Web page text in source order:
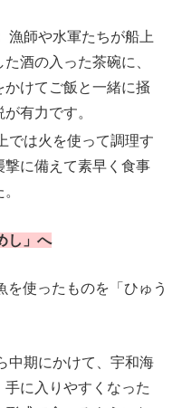
漁師や水軍たちが船上
酒の入った茶碗に、
けてご飯と一緒に掻
有力です。
では火を使って調理す
撃に備えて素早く食事
し」へ
を使ったものを「ひゅう
中期にかけて、宇和海
に入りやすくなった